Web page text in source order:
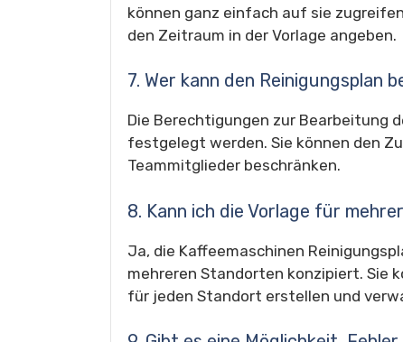
können ganz einfach auf sie
den Zeitraum in der Vorlage angeben.
7. Wer kann den Reinigungsplan
Die Berechtigungen zur Bearbeitung
festgelegt werden. Sie können den
Teammitglieder beschränken.
8. Kann ich die Vorlage für
Ja, die Kaffeemaschinen
mehreren Standorten konzipiert. Sie
für jeden Standort erstellen und